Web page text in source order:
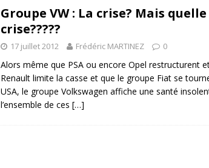
Groupe VW : La crise? Mais quelle
crise?????
17 juillet 2012 Frédéric MARTINEZ 0
Alors même que PSA ou encore Opel restructurent
Renault limite la casse et que le groupe Fiat se
USA, le groupe Volkswagen affiche une santé
l’ensemble de ces […]